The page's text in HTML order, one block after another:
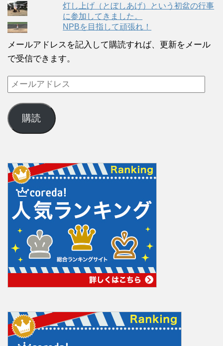
灯し上げ（とぼしあげ）という初盆の行事
に参加してきました。
NPBを目指して頑張れ！
メールアドレスを記入して購読すれば、更新をメール
で受信できます。
購読